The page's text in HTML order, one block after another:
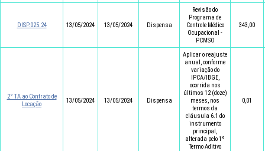
DISP.025.24 13/05/2024 13/05/2024 Dispensa
Revisão do
Programa de
Controle Médico
Ocupacional -
PCMSO
343,00
2° TA ao Contrato de
Locação
13/05/2024 13/05/2024 Dispensa
Aplicar o reajuste
anual, conforme
variação do
IPCA/IBGE,
ocorrida nos
últimos 12 (doze)
meses, nos
termos da
cláusula 6.1 do
instrumento
principal,
alterada pelo 1º
Termo Aditivo
0,01